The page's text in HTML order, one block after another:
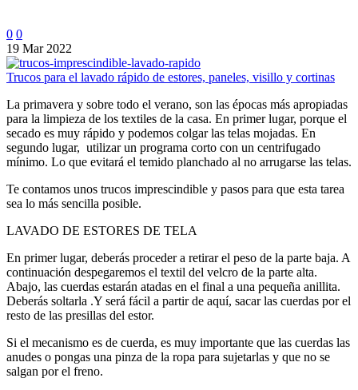
0 0
19 Mar 2022
Trucos para el lavado rápido de estores, paneles, visillo y cortinas
La primavera y sobre todo el verano, son las épocas más apropiadas
para la limpieza de los textiles de la casa. En primer lugar, porque el
secado es muy rápido y podemos colgar las telas mojadas. En
segundo lugar, utilizar un programa corto con un centrifugado
mínimo. Lo que evitará el temido planchado al no arrugarse las telas.
Te contamos unos trucos imprescindible y pasos para que esta tarea
sea lo más sencilla posible.
LAVADO DE ESTORES DE TELA
En primer lugar, deberás proceder a retirar el peso de la parte baja. A
continuación despegaremos el textil del velcro de la parte alta.
Abajo, las cuerdas estarán atadas en el final a una pequeña anillita.
Deberás soltarla .Y será fácil a partir de aquí, sacar las cuerdas por el
resto de las presillas del estor.
Si el mecanismo es de cuerda, es muy importante que las cuerdas las
anudes o pongas una pinza de la ropa para sujetarlas y que no se
salgan por el freno.